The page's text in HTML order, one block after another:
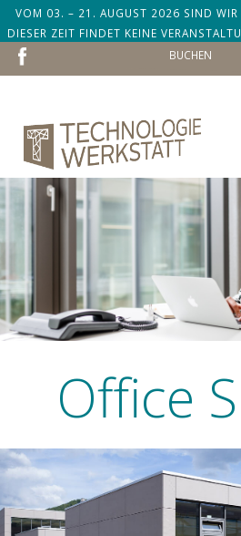
VOM 03. – 21. AUGUST 2026 SIND WIR
DIESER ZEIT FINDET KEINE
DEM 24. AUGUST SIND
NAVIGATION
ÜBERSPRINGEN
BUCHEN
Office